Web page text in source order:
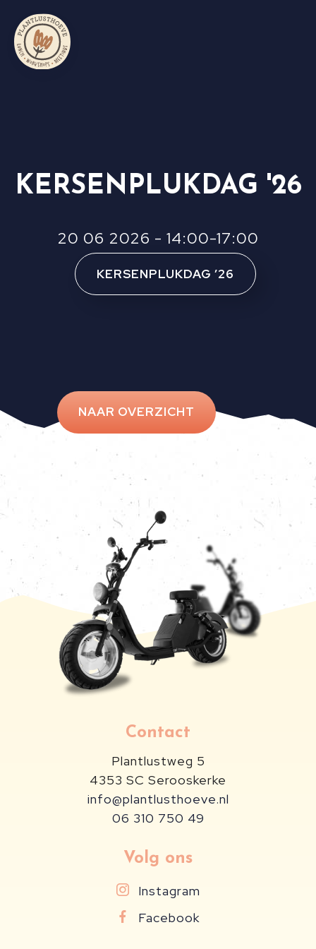
KERSENPLUKDAG '26
20 06 2026 - 14:00-17:00
KERSENPLUKDAG ’26
NAAR OVERZICHT
Contact
Plantlustweg 5
4353 SC Serooskerke
info@plantlusthoeve.nl
06 310 750 49
Volg ons
Instagram
Facebook